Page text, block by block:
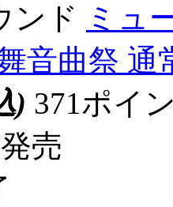
ンド ミュ
音曲祭 通
) 371ポイ
売